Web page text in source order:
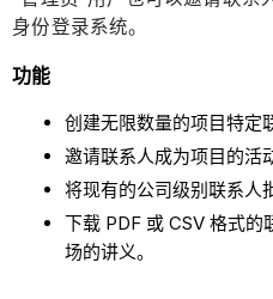
身份登录系统。
功能
创建无限数量的项目特定
邀请联系人成为项目的活
将现有的公司级别联系人
下载 PDF 或 CSV 格式的
场的讲义。